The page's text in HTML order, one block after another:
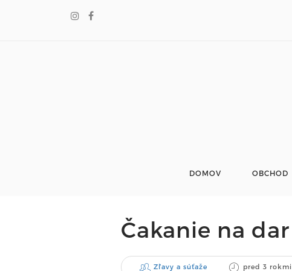
DOMOV OBCHOD
Čakanie na dar
Zľavy a súťaže pred 3 rokmi